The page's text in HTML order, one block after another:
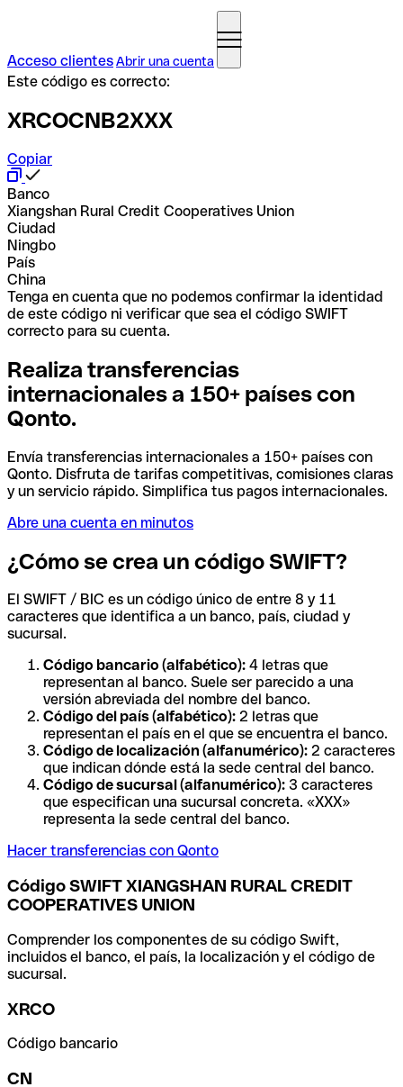
Acceso clientesAbrir una cuenta
Este código es correcto:
XRCOCNB2XXX
Copiar
Banco
Xiangshan Rural Credit Cooperatives Union
Ciudad
Ningbo
País
China
Tenga en cuenta que no podemos confirmar la identidad
de este código ni verificar que sea el código SWIFT
correcto para su cuenta.
Realiza transferencias
internacionales a 150+ países con
Qonto.
Envía transferencias internacionales a 150+ países con
Qonto. Disfruta de tarifas competitivas, comisiones claras
y un servicio rápido. Simplifica tus pagos internacionales.
Abre una cuenta en minutos
¿Cómo se crea un código SWIFT?
El SWIFT / BIC es un código único de entre 8 y 11
caracteres que identifica a un banco, país, ciudad y
sucursal.
Código bancario (alfabético): 4 letras que
representan al banco. Suele ser parecido a una
versión abreviada del nombre del banco.
Código del país (alfabético): 2 letras que
representan el país en el que se encuentra el banco.
Código de localización (alfanumérico): 2 caracteres
que indican dónde está la sede central del banco.
Código de sucursal (alfanumérico): 3 caracteres
que especifican una sucursal concreta. «XXX»
representa la sede central del banco.
Hacer transferencias con Qonto
Código SWIFT XIANGSHAN RURAL CREDIT
COOPERATIVES UNION
Comprender los componentes de su código Swift,
incluidos el banco, el país, la localización y el código de
sucursal.
XRCO
Código bancario
CN